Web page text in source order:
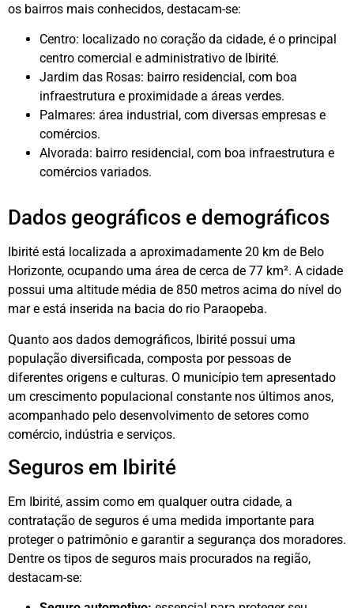
os bairros mais conhecidos, destacam-se:
Centro: localizado no coração da cidade, é o principal
centro comercial e administrativo de Ibirité.
Jardim das Rosas: bairro residencial, com boa
infraestrutura e proximidade a áreas verdes.
Palmares: área industrial, com diversas empresas e
comércios.
Alvorada: bairro residencial, com boa infraestrutura e
comércios variados.
Dados geográficos e demográficos
Ibirité está localizada a aproximadamente 20 km de Belo
Horizonte, ocupando uma área de cerca de 77 km². A cidade
possui uma altitude média de 850 metros acima do nível do
mar e está inserida na bacia do rio Paraopeba.
Quanto aos dados demográficos, Ibirité possui uma
população diversificada, composta por pessoas de
diferentes origens e culturas. O município tem apresentado
um crescimento populacional constante nos últimos anos,
acompanhado pelo desenvolvimento de setores como
comércio, indústria e serviços.
Seguros em Ibirité
Em Ibirité, assim como em qualquer outra cidade, a
contratação de seguros é uma medida importante para
proteger o patrimônio e garantir a segurança dos moradores.
Dentre os tipos de seguros mais procurados na região,
destacam-se: